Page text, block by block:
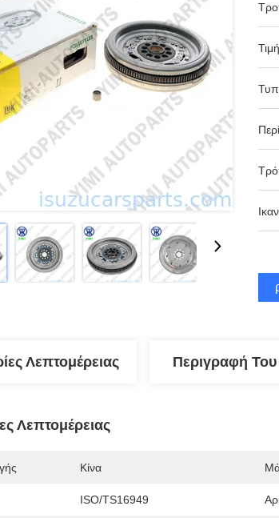
Λεπτομέρειας Περιγραφή Του
Λεπτομέρειας
Κίνα
ISO/TS16949